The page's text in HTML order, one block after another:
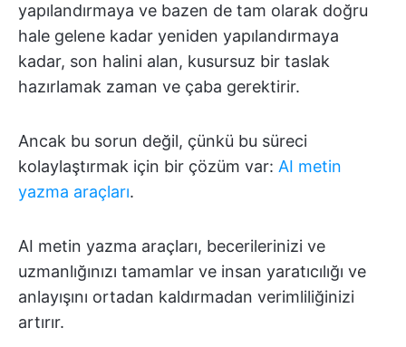
yapılandırmaya ve bazen de tam olarak doğru
hale gelene kadar yeniden yapılandırmaya
kadar, son halini alan, kusursuz bir taslak
hazırlamak zaman ve çaba gerektirir.
Ancak bu sorun değil, çünkü bu süreci
kolaylaştırmak için bir çözüm var: AI metin
yazma araçları.
AI metin yazma araçları, becerilerinizi ve
uzmanlığınızı tamamlar ve insan yaratıcılığı ve
anlayışını ortadan kaldırmadan verimliliğinizi
artırır.